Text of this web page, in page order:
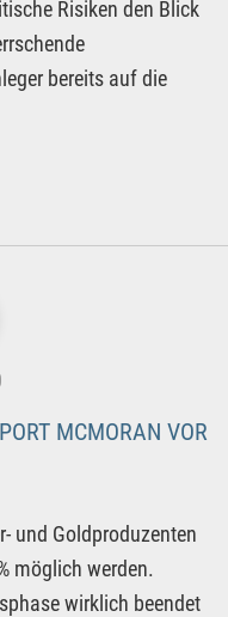
Risiken den Blick
bereits auf die
MCMORAN VOR
und Goldproduzenten
möglich werden.
wirklich beendet